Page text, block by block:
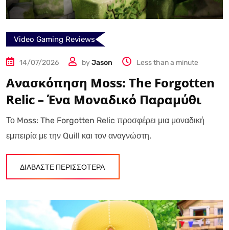
Video Gaming Reviews
14/07/2026 by Jason Less than a minute
Ανασκόπηση Moss: The Forgotten
Relic – Ένα Μοναδικό Παραμύθι
Το Moss: The Forgotten Relic προσφέρει μια μοναδική
εμπειρία με την Quill και τον αναγνώστη.
ΔΙΑΒΑΣΤΕ ΠΕΡΙΣΣΟΤΕΡΑ